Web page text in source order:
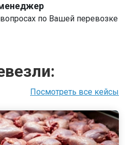
по Вашей перевозке
Посмотреть все кейсы